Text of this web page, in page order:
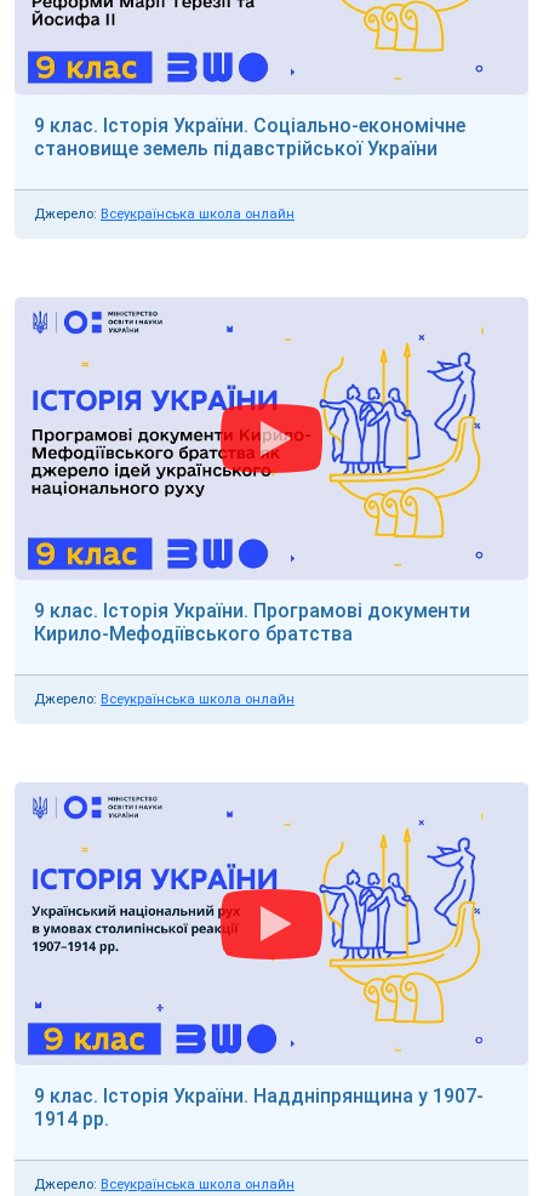
9 клас. Історія України. Соціально-економічне
становище земель підавстрійської України
Джерело: Всеукраїнська школа онлайн
9 клас. Історія України. Програмові документи
Кирило-Мефодіївського братства
Джерело: Всеукраїнська школа онлайн
9 клас. Історія України. Наддніпрянщина у 1907-
1914 рр.
Джерело: Всеукраїнська школа онлайн